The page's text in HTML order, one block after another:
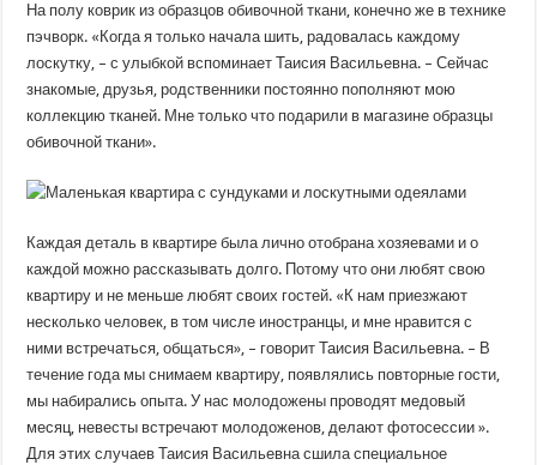
На полу коврик из образцов обивочной ткани, конечно же в технике
пэчворк. «Когда я только начала шить, радовалась каждому
лоскутку, – с улыбкой вспоминает Таисия Васильевна. – Сейчас
знакомые, друзья, родственники постоянно пополняют мою
коллекцию тканей. Мне только что подарили в магазине образцы
обивочной ткани».
Каждая деталь в квартире была лично отобрана хозяевами и о
каждой можно рассказывать долго. Потому что они любят свою
квартиру и не меньше любят своих гостей. «К нам приезжают
несколько человек, в том числе иностранцы, и мне нравится с
ними встречаться, общаться», – говорит Таисия Васильевна. – В
течение года мы снимаем квартиру, появлялись повторные гости,
мы набирались опыта. У нас молодожены проводят медовый
месяц, невесты встречают молодоженов, делают фотосессии ».
Для этих случаев Таисия Васильевна сшила специальное